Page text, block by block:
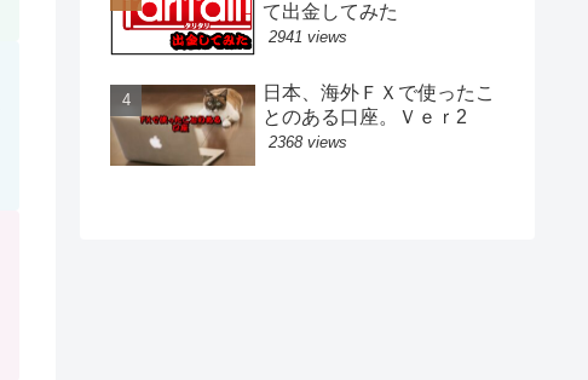
て出金してみた
2941 views
日本、海外ＦＸで使ったこ
とのある口座。Ｖｅｒ2
2368 views